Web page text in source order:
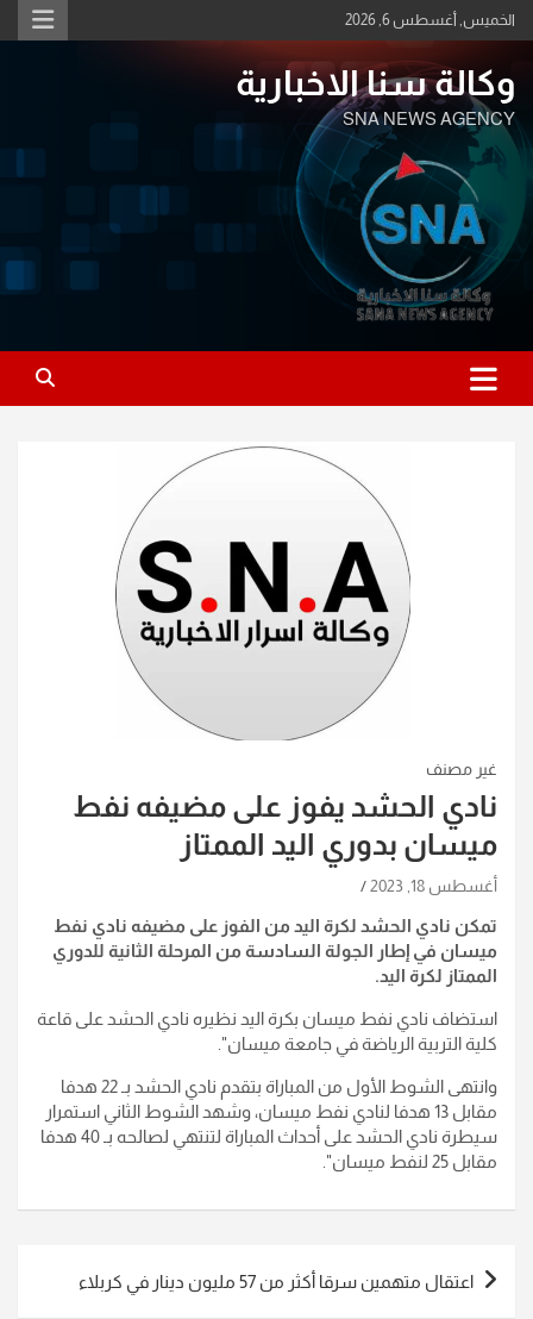
Skip
to
الخميس, أغسطس 6, 2026
وكالة سنا الاخبارية
SNA NEWS AGENCY
غير مصنف
نادي الحشد يفوز على مضيفه نفط
ميسان بدوري اليد الممتاز
أغسطس 18, 2023
تمكن نادي الحشد لكرة اليد من الفوز على مضيفه نادي نفط
ميسان في إطار الجولة السادسة من المرحلة الثانية للدوري
الممتاز لكرة اليد.
استضاف نادي نفط ميسان بكرة اليد نظيره نادي الحشد على قاعة
كلية التربية الرياضة في جامعة ميسان".
وانتهى الشوط الأول من المباراة بتقدم نادي الحشد بـ 22 هدفا
مقابل 13 هدفا لنادي نفط ميسان، وشهد الشوط الثاني استمرار
سيطرة نادي الحشد على أحداث المباراة لتنتهي لصالحه بـ 40 هدفا
مقابل 25 لنفط ميسان".
تصفّح
المقالات
اعتقال متهمين سرقا أكثر من 57 مليون دينار في كربلاء